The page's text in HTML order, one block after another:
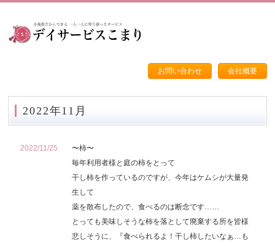
お問い合わせ 会社概要
2022年11月
2022/11/25
〜柿〜
毎年利用者様と庭の柿をとって
干し柿を作っているのですが、今年はケムシが大量発
生して
薬を散布したので、食べるのは断念です……
とっても美味しそうな柿を落として廃棄する所を皆様
悲しそうに、『食べられるよ！干し柿したいなぁ…も